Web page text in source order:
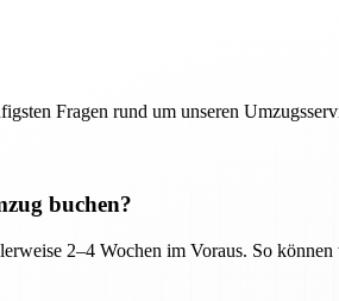
Fragen rund um unseren
buchen?
2–4 Wochen im Voraus. So